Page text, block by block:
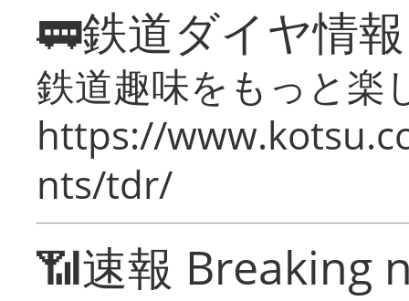
🚃鉄道ダイヤ情
鉄道趣味をもっと楽
https://
nts/tdr/
📶速報 Breaking